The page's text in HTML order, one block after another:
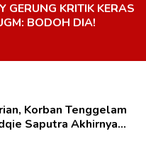
GERUNG KRITIK KERAS
BODOH DIA!
Korban Tenggelam
Saputra Akhirnya